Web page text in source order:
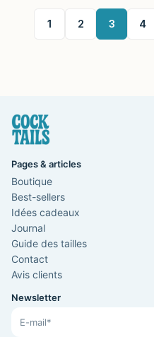
1 2 3 4
Pages & articles
Boutique
Best-sellers
Idées cadeaux
Journal
Guide des tailles
Contact
Avis clients
Newsletter